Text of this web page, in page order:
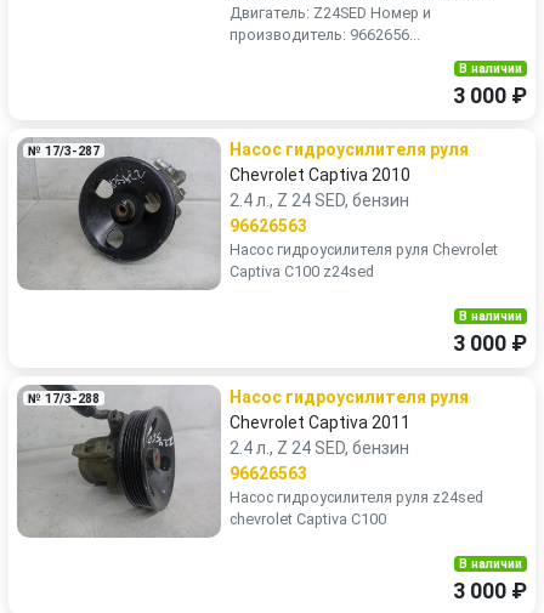
Двигатель: Z24SED Номер и
производитель: 9662656...
В наличии
3 000 ₽
№ 17/3-287
Насос гидроусилителя руля
Chevrolet Captiva 2010
2.4 л., Z 24 SED, бензин
96626563
Насос гидроусилителя руля Chevrolet
Captiva C100 z24sed
В наличии
3 000 ₽
№ 17/3-288
Насос гидроусилителя руля
Chevrolet Captiva 2011
2.4 л., Z 24 SED, бензин
96626563
Насос гидроусилителя руля z24sed
chevrolet Captiva C100
В наличии
3 000 ₽